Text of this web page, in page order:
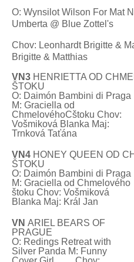
O: Wynsilot Wilson For Mat
Umberta @ Blue Zottel's
Chov: Leonhardt Brigitte &
Brigitte & Matthias
VN3 HENRIETTA OD
ŠTOKU
O: Daimón Bambini di Praga
M: Graciella od
ChmelovéhoCštoku Chov:
Vošmiková Blanka Maj:
Trnková Taťána
VN4 HONEY QUEEN OD
ŠTOKU
O: Daimón Bambini di Praga
M: Graciella od Chmelového
štoku Chov: Vošmiková
Blanka Maj: Král Jan
VN ARIEL BEARS OF
O: Redings Retreat with
Silver Panda M: Funny